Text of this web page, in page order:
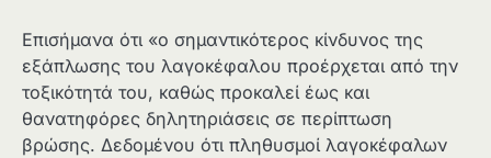
Επισήμανα ότι «ο σημαντικότερος κίνδυνος της
εξάπλωσης του λαγοκέφαλου προέρχεται από την
τοξικότητά του, καθώς προκαλεί έως και
θανατηφόρες δηλητηριάσεις σε περίπτωση
βρώσης. Δεδομένου ότι πληθυσμοί λαγοκέφαλων